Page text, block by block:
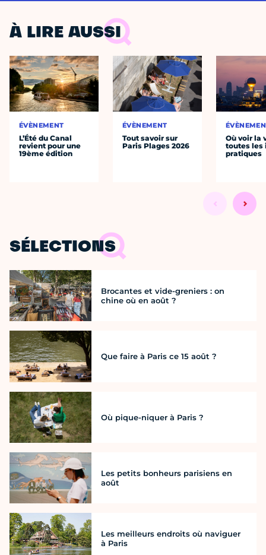
À LIRE AUSSI
ÉVÈNEMENT
L’Été du Canal
revient pour une
19ème édition
ÉVÈNEMENT
Tout savoir sur
Paris Plages 2026
Où voir la
toutes les
pratiques
SÉLECTIONS
Brocantes et vide-greniers : on
chine où en août ?
Que faire à Paris ce 15 août ?
Où pique-niquer à Paris ?
Les petits bonheurs parisiens en
août
Les meilleurs endroits où naviguer
à Paris